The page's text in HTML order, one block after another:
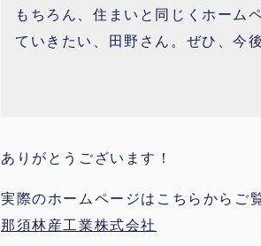
もちろん、住まいと同じくホーム
ていきたい、田野さん。ぜひ、今
ありがとうございます！
実際のホームページはこちらからご
那須林産工業株式会社